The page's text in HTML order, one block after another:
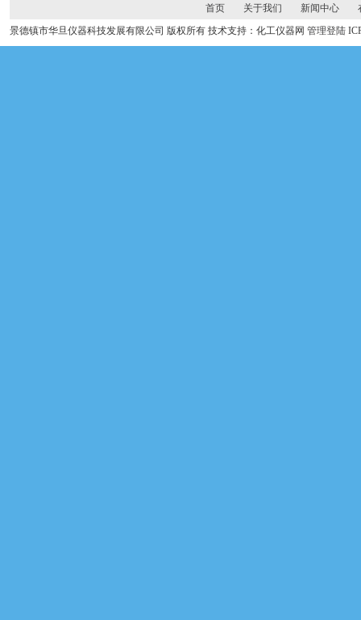
首页 关于我们 新闻中心
景德镇市华旦仪器科技发展有限公司 版权所有 技术支持：化工仪器网 管理登陆